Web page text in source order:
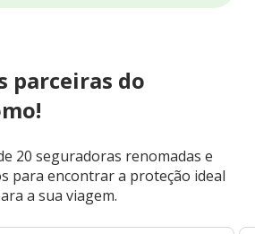
parceiras do
20 seguradoras renomadas e
para encontrar a proteção ideal
a sua viagem.